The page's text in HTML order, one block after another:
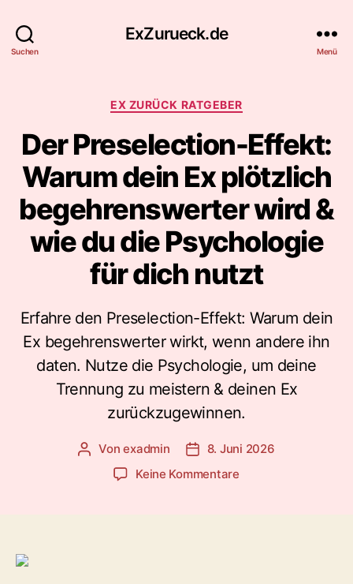
Suchen
ExZurueck.de
Menü
Kategorien
EX ZURÜCK RATGEBER
Der Preselection-Effekt:
Warum dein Ex plötzlich
begehrenswerter wird &
wie du die Psychologie
für dich nutzt
Erfahre den Preselection-Effekt: Warum dein
Ex begehrenswerter wirkt, wenn andere ihn
daten. Nutze die Psychologie, um deine
Trennung zu meistern & deinen Ex
zurückzugewinnen.
Beitragsautor
Vonexadmin Veröffentlichungsdatum
8. Juni 2026
Keine Kommentarezu